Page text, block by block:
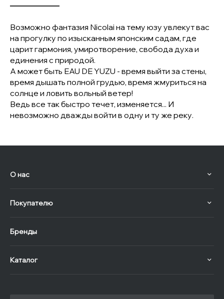
Возможно фантазия Nicolai на тему юзу увлекут вас
на прогулку по изысканным японским садам, где
царит гармония, умиротворение, свобода духа и
единения с природой.
А может быть EAU DE YUZU - время выйти за стены,
время дышать полной грудью, время жмуриться на
солнце и ловить вольный ветер!
Ведь все так быстро течет, изменяется... И
невозможно дважды войти в одну и ту же реку.
О нас
Покупателю
Бренды
Каталог